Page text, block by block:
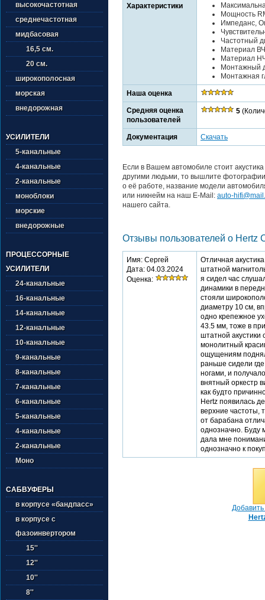
высокочастотная
среднечастотная
мидбасовая
16,5 см.
20 см.
широкополосная
морская
внедорожная
УСИЛИТЕЛИ
5-канальные
4-канальные
2-канальные
моноблоки
морские
внедорожные
ПРОЦЕССОРНЫЕ
УСИЛИТЕЛИ
24-канальные
16-канальные
14-канальные
12-канальные
10-канальные
9-канальные
8-канальные
7-канальные
6-канальные
5-канальные
4-канальные
2-канальные
Моно
САБВУФЕРЫ
в корпусе «бандпасс»
в корпусе с
фазоинвертором
15''
12''
10''
8''
Характеристики
Мощность
Импеданс,
Частотный
Материал
Материал
Монтажный
Монтажная
Наша оценка
Средняя оценка
пользователей
5
Документация Скачать
Если в Вашем автомобиле стоит
другими людьми, то вышлите
о её работе, название модели
или никнейм на наш E-Mail: auto-
нашего сайта.
Отзывы пользователей о Hertz
Имя: Сергей
Дата: 04.03.2024
Оценка:
Отличная
штатной
я сидел час
динамики в
стояли
диаметру 10 см,
одно крепежное
43.5 мм, тоже в
штатной акустики
монолитный
ощущениям
раньше сидели
ногами, и
внятный оркестр
как будто
Hertz появилась
верхние частоты,
от барабана
однозначно. Буду
дала мне
однозначно к